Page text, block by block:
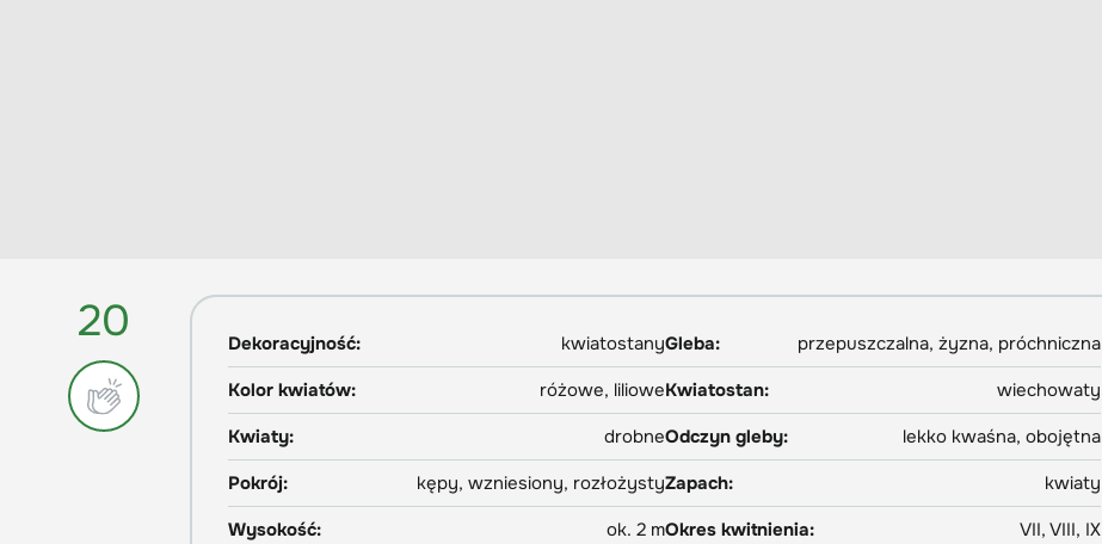
20 Dekoracyjność: kwiatostanyGleba:
przepuszczalna, żyzna, próchniczna
Kolor kwiatów:
różowe, lilioweKwiatostan:
wiechowaty
Kwiaty:
drobneOdczyn gleby:
lekko kwaśna, obojętna
Pokrój:
kępy, wzniesiony, rozłożystyZapach:
kwiaty
Wysokość:
ok. 2 mOkres kwitnienia:
VII, VIII, IX